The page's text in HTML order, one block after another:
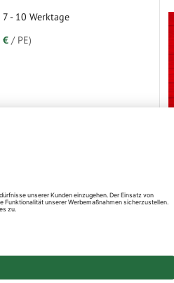
- 10 Werktage
€ / PE)
Kunststoff Gitter weiß
(Serie Juist)
- 10 Werktage